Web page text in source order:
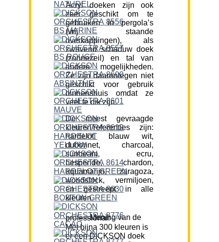
Acryl doeken zijn ook
zeer geschikt om te
gebruiken in pergola’s
(vrij staande
overkappingen), als
zwevend schaduw doek
(zonnezeil) en tal van
andere mogelijkheden.
Ze zijn daarentegen niet
geschikt voor gebruik
binnenshuis omdat ze
veel te dik zijn.
De meest gevraagde
kleuren/referenties zijn:
hardelot, blauw wit,
dubonnet, charcoal,
sunbeam, ecru,
hesperide, chardon,
aquamarijn, zaragoza,
woodstock, vermiljoen,
en gestreept in alle
kleuren.
Mening van de professional:
Met bijna 300 kleuren is
er een DICKSON doek